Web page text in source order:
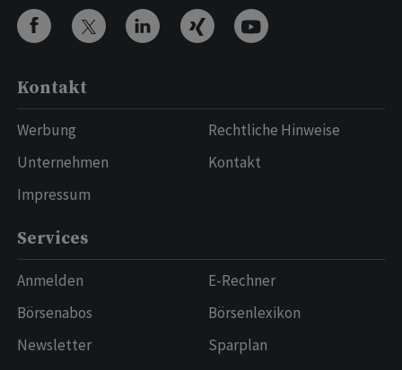
Kontakt
Werbung
Unternehmen
Impressum
Rechtliche Hinweise
Kontakt
Services
Anmelden
Börsenabos
Newsletter
E-Rechner
Börsenlexikon
Sparplan